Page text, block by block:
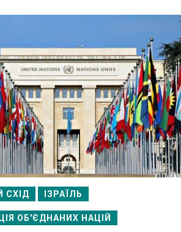
СХІД ІЗРАЇЛЬ
ОБ'ЄДНАНИХ НАЦІЙ